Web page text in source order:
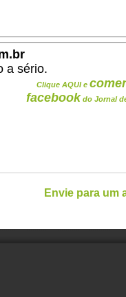
a sério.
Clique AQUI e
facebook do Jornal
Envie para um